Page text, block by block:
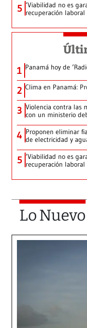
5 ‘Viabilidad no es
recuperación
1 Panamá hoy de
2 Clima en Panamá:
3 Violencia contra las
con un ministerio
4 Proponen eliminar
de electricidad y
5 ‘Viabilidad no es
recuperación
Lo Nuevo